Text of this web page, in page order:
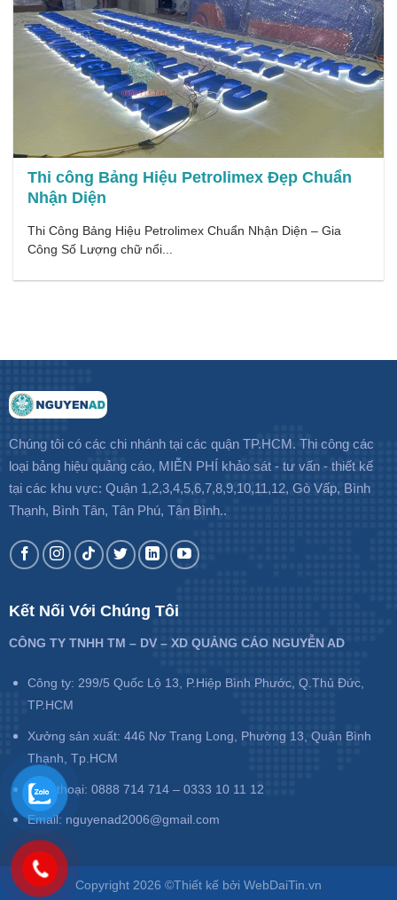
Thi công Bảng Hiệu Petrolimex Đẹp Chuẩn
Nhận Diện
Thi Công Bảng Hiệu Petrolimex Chuẩn Nhận Diện – Gia
Công Số Lượng chữ nổi...
Chúng tôi có các chi nhánh tại các quận TP.HCM. Thi công các
loại bảng hiệu quảng cáo, MIỄN PHÍ khảo sát - tư vấn - thiết kế
tại các khu vực: Quận 1,2,3,4,5,6,7,8,9,10,11,12, Gò Vấp, Bình
Thạnh, Bình Tân, Tân Phú, Tân Bình..
Kết Nối Với Chúng Tôi
CÔNG TY TNHH TM – DV – XD QUẢNG CÁO NGUYỄN AD
Công ty: 299/5 Quốc Lộ 13, P.Hiệp Bình Phước, Q.Thủ Đức,
TP.HCM
Xưởng sản xuất: 446 Nơ Trang Long, Phường 13, Quận Bình
Thạnh, Tp.HCM
Điện thoại: 0888 714 714 – 0333 10 11 12
Email: nguyenad2006@gmail.com
Copyright 2026 ©Thiết kế bởi WebDaiTin.vn